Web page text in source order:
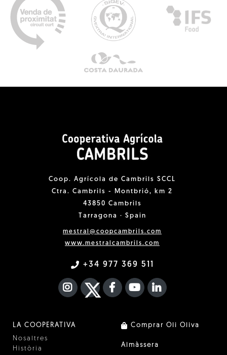
Coop. Agrícola de Cambrils SCCL
Ctra. Cambrils - Montbrió, km 2
43850 Cambrils
Tarragona · Spain
mestral@coopcambrils.com
www.mestralcambrils.com
+34 977 369 511
INSTAGRAM
TWITTER
FACEBOOK F
YOUTUBEFA LINKEDIN
LA COOPERATIVA
Nosaltres
Història
Comprar Oli Oliva
Almàssera